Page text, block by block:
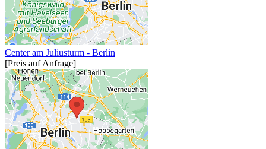
Center am Juliusturm - Berlin
[Preis auf Anfrage]